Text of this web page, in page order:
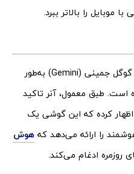
موبایل را بالاتر ببرد.
همچنین قابل ذکر است که برنامه گوگل جمینی (Gemini) به‌طور
طبق معمول، آنر تاکید
کرده که این گوشی یک
را ارائه می‌دهد که هوش
روزمره ادغام می‌کند.